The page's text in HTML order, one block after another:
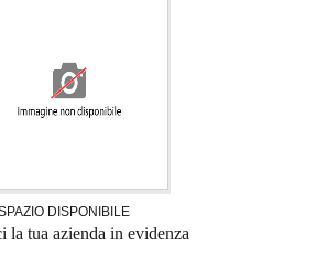
DISPONIBILE
la tua azienda in evidenza